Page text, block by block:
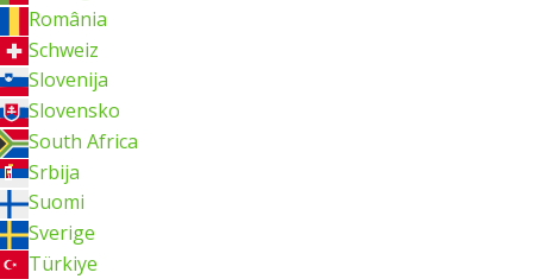
România
Schweiz
Slovenija
Slovensko
South Africa
Srbija
Suomi
Sverige
Türkiye